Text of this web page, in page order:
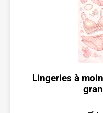
Lingeries à